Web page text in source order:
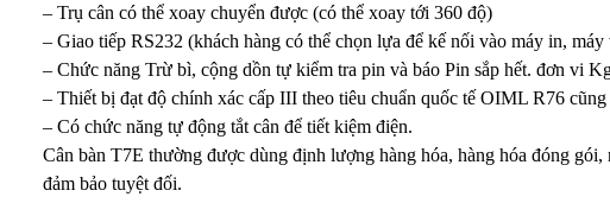
– Trụ cân có thể xoay chuyển được (có thể xoay tới 360 độ)
– Giao tiếp RS232 (khách hàng có thể chọn lựa để kế nối vào máy in,
– Chức năng Trừ bì, cộng dồn tự kiểm tra pin và báo Pin sắp hết. đơn vi
– Thiết bị đạt độ chính xác cấp III theo tiêu chuẩn quốc tế OIML R76
– Có chức năng tự động tắt cân để tiết kiệm điện.
Cân bàn T7E thường được dùng định lượng hàng hóa, hàng hóa đóng
đảm bảo tuyệt đối.